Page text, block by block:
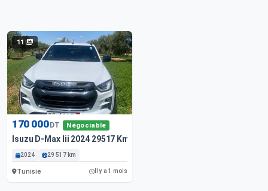
11
170 000 DT Négociable
Isuzu D-Max Iii 2024 29517 Km
2024 29 517 km
Tunisie Il y a 1 mois